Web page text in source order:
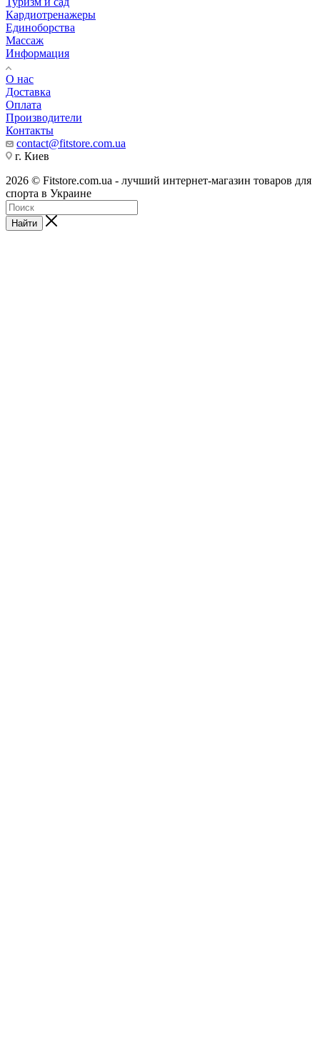
Кардиотренажеры
Единоборства
Массаж
Информация
О нас
Доставка
Оплата
Производители
Контакты
contact@fitstore.com.ua
г. Киев
2026 © Fitstore.com.ua - лучший интернет-магазин товаров для
спорта в Украине
Найти